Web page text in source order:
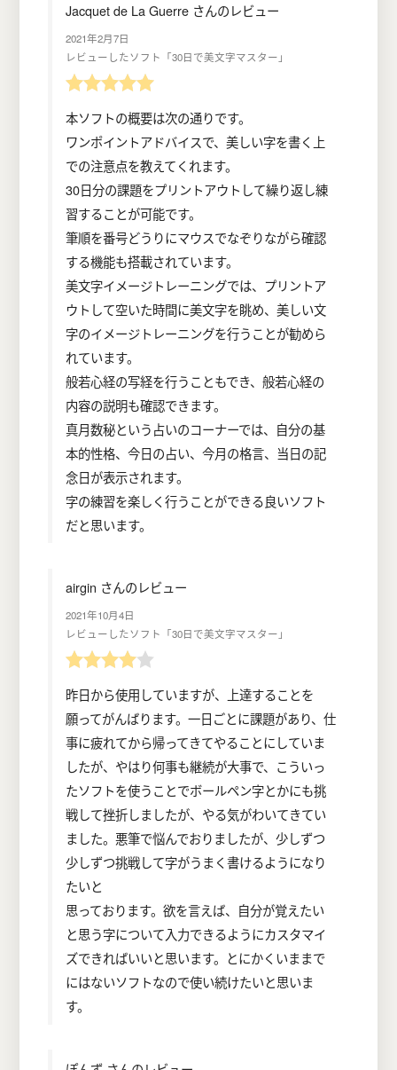
Jacquet de La Guerre さんのレビュー
2021年2月7日
レビューしたソフト「30日で美文字マスター」
本ソフトの概要は次の通りです。
ワンポイントアドバイスで、美しい字を書く上
での注意点を教えてくれます。
30日分の課題をプリントアウトして繰り返し練
習することが可能です。
筆順を番号どうりにマウスでなぞりながら確認
する機能も搭載されています。
美文字イメージトレーニングでは、プリントア
ウトして空いた時間に美文字を眺め、美しい文
字のイメージトレーニングを行うことが勧めら
れています。
般若心経の写経を行うこともでき、般若心経の
内容の説明も確認できます。
真月数秘という占いのコーナーでは、自分の基
本的性格、今日の占い、今月の格言、当日の記
念日が表示されます。
字の練習を楽しく行うことができる良いソフト
だと思います。
airgin さんのレビュー
2021年10月4日
レビューしたソフト「30日で美文字マスター」
昨日から使用していますが、上達することを
願ってがんばります。一日ごとに課題があり、仕
事に疲れてから帰ってきてやることにしていま
したが、やはり何事も継続が大事で、こういっ
たソフトを使うことでボールペン字とかにも挑
戦して挫折しましたが、やる気がわいてきてい
ました。悪筆で悩んでおりましたが、少しずつ
少しずつ挑戦して字がうまく書けるようになり
たいと
思っております。欲を言えば、自分が覚えたい
と思う字について入力できるようにカスタマイ
ズできればいいと思います。とにかくいままで
にはないソフトなので使い続けたいと思いま
す。